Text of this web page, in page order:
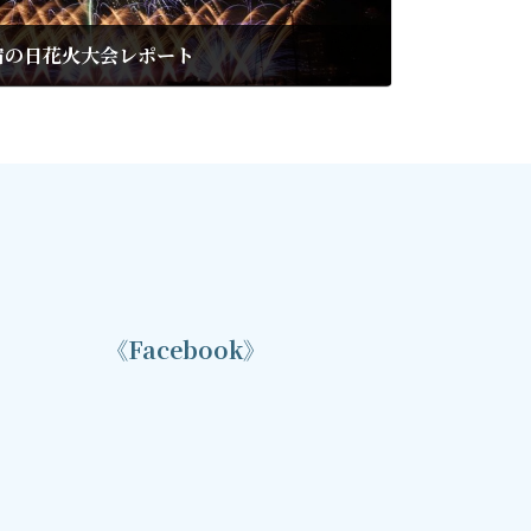
日花火大会レポート
《Facebook》